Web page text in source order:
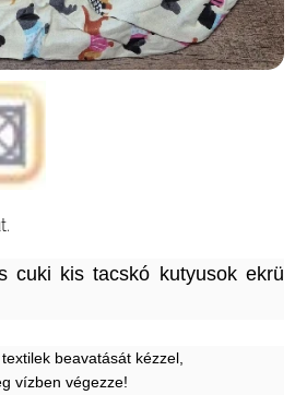
cuki kis tacskó kutyusok ekrü
beavatását kézzel,
vízben végezze!